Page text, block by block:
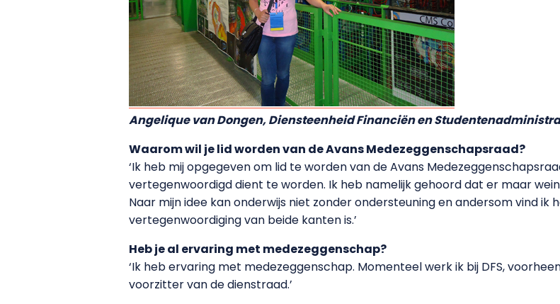
Angelique van Dongen, Diensteenheid Financiën en
Waarom wil je lid worden van de Avans Medezeggenschapsraad?
‘Ik heb mij opgegeven om lid te worden van de Avans
vertegenwoordigd dient te worden. Ik heb namelijk gehoord dat er maar
Naar mijn idee kan onderwijs niet zonder ondersteuning en andersom vind
vertegenwoordiging van beide kanten is.’
Heb je al ervaring met medezeggenschap?
‘Ik heb ervaring met medezeggenschap. Momenteel werk ik bij DFS,
voorzitter van de dienstraad.’